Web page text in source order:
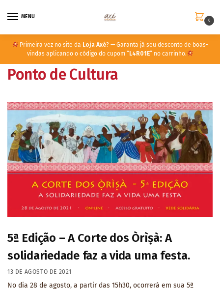
MENU
0
Primeira vez no site da Loja Axé? — Garanta já seu desconto de boas-
vindas aplicando o código do cupom “ L4R01E” no carrinho.
Ponto de Cultura
5ª Edição – A Corte dos Òrìṣà: A
solidariedade faz a vida uma festa.
13 DE AGOSTO DE 2021
No dia 28 de agosto, a partir das 15h30, ocorrerá em sua 5ª